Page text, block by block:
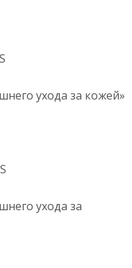
ухода за кожей»
ухода за